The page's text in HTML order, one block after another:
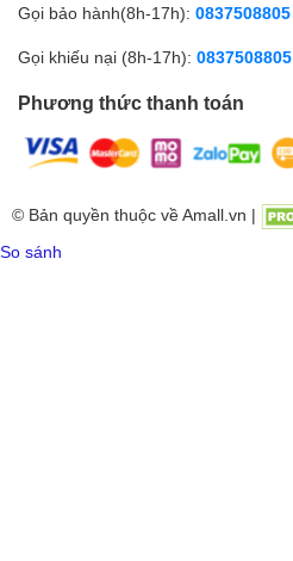
Gọi bảo hành(8h-17h): 0837508805
Gọi khiếu nại (8h-17h): 0837508805
Phương thức thanh toán
© Bản quyền thuộc về Amall.vn |
So sánh